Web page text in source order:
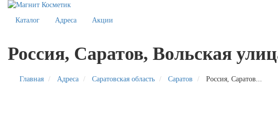
Каталог Адреса Акции
Россия, Саратов, Вольская
Главная Адреса Саратовская область Саратов Россия, Саратов...